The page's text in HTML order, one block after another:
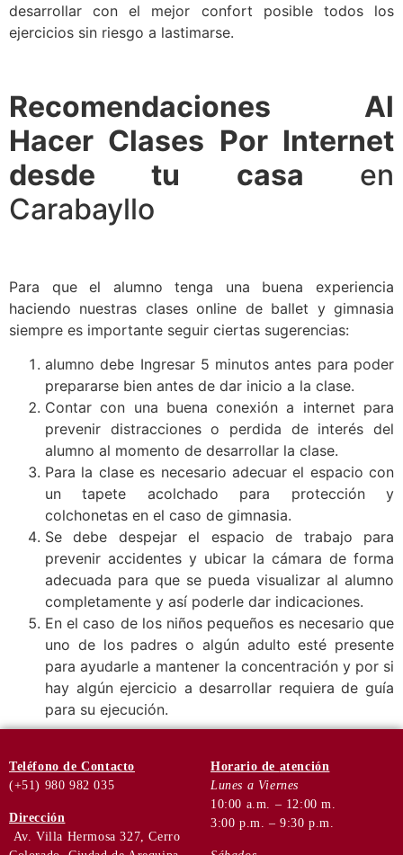
desarrollar con el mejor confort posible todos los
ejercicios sin riesgo a lastimarse.
Recomendaciones Al
Hacer Clases Por Internet
desde tu casa en
Carabayllo
Para que el alumno tenga una buena experiencia
haciendo nuestras clases online de ballet y gimnasia
siempre es importante seguir ciertas sugerencias:
alumno debe Ingresar 5 minutos antes para poder
prepararse bien antes de dar inicio a la clase.
Contar con una buena conexión a internet para
prevenir distracciones o perdida de interés del
alumno al momento de desarrollar la clase.
Para la clase es necesario adecuar el espacio con
un tapete acolchado para protección y
colchonetas en el caso de gimnasia.
Se debe despejar el espacio de trabajo para
prevenir accidentes y ubicar la cámara de forma
adecuada para que se pueda visualizar al alumno
completamente y así poderle dar indicaciones.
En el caso de los niños pequeños es necesario que
uno de los padres o algún adulto esté presente
para ayudarle a mantener la concentración y por si
hay algún ejercicio a desarrollar requiera de guía
para su ejecución.
Teléfono de Contacto
(+51) 980 982 035
Dirección
Av. Villa Hermosa 327, Cerro
Horario de atención
Lunes a Viernes
10:00 a.m. – 12:00 m.
3:00 p.m. – 9:30 p.m.